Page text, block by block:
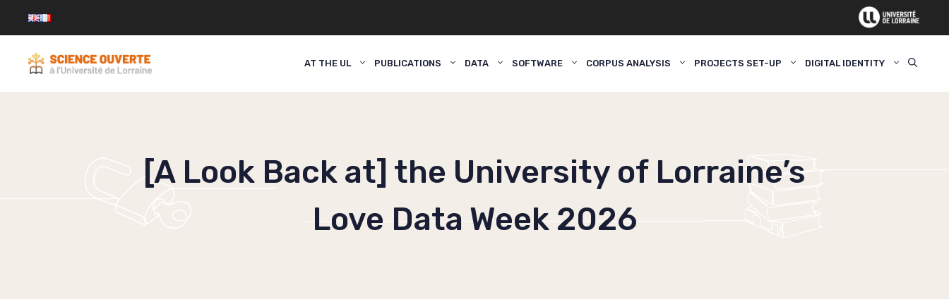
AT THE UL PUBLICATIONS DATA SOFTWARE CORPUS ANALYSIS PROJECTS SET-UP DIGITAL IDENTITY
[A Look Back at] the University of Lorraine’s
Love Data Week 2026